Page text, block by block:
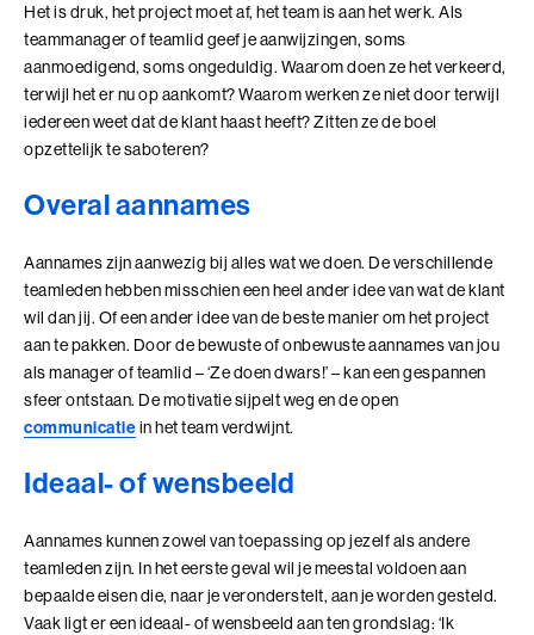
NIEUW
Leiderschap, Mens en Technologie
Verdiep je leiderschap in relatie tot technologie, AI
Ontwikkel oordeelsvermogen in complexe
samenkomen
Leer technologie verbinden aan de koers, inrichting
en doel van je organisatie
Voor leiders en strategische professionals die
richting geven aan een organisatiecontext die door
technologie verandert
10+ jaar werkervaring
Alle trainingen
Authentiek Profileren
Cultuur en leiderschapsontwikkeling
Maatschappelijke impact
kunnen betekenen?
verkennen we samen de mogelijkheden die passen bij
jouw vraag of organisatie.
Adviesgesprek Incompany
Coach opleidingen
Coach Practitioner
De Teamcoach
Informatiebijeenkomst
Wij zoeken collega's
Kom jij ons team versterken?
Bekijk onze vacatures
Bezoek ons in Noordwijk of Driebergen
Adresgegevens
Het is druk, het project moet af, het team is aan het werk. Als
teammanager of teamlid geef je aanwijzingen, soms
aanmoedigend, soms ongeduldig. Waarom doen ze het verkeerd,
terwijl het er nu op aankomt? Waarom werken ze niet door terwijl
iedereen weet dat de klant haast heeft? Zitten ze de boel
opzettelijk te saboteren?
Overal aannames
Aannames zijn aanwezig bij alles wat we doen. De verschillende
teamleden hebben misschien een heel ander idee van wat de klant
wil dan jij. Of een ander idee van de beste manier om het project
aan te pakken. Door de bewuste of onbewuste aannames van jou
als manager of teamlid – ‘Ze doen dwars!’ – kan een gespannen
sfeer ontstaan. De motivatie sijpelt weg en de open
communicatiein het team verdwijnt.
Ideaal- of wensbeeld
Aannames kunnen zowel van toepassing op jezelf als andere
teamleden zijn. In het eerste geval wil je meestal voldoen aan
bepaalde eisen die, naar je veronderstelt, aan je worden gesteld.
Vaak ligt er een ideaal- of wensbeeld aan ten grondslag: ‘Ik